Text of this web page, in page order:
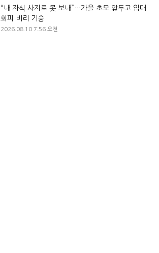
“내 자식 사지로 못 보내”…가을 초모 앞두고 입대
회피 비리 기승
2026.08.10 7:56 오전